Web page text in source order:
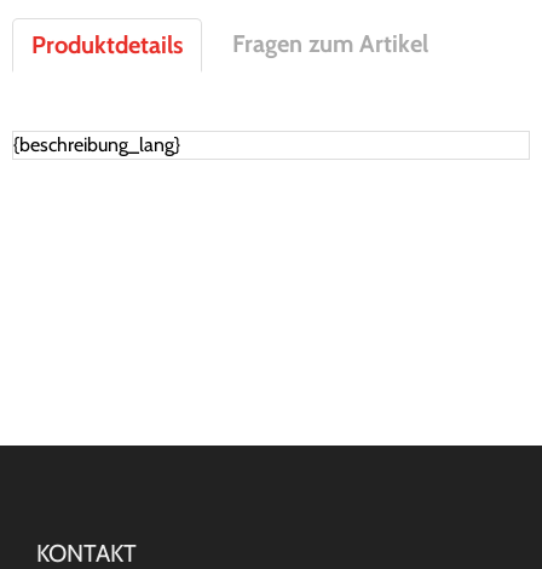
Produktdetails Fragen zum Artikel
{beschreibung_lang}
KONTAKT